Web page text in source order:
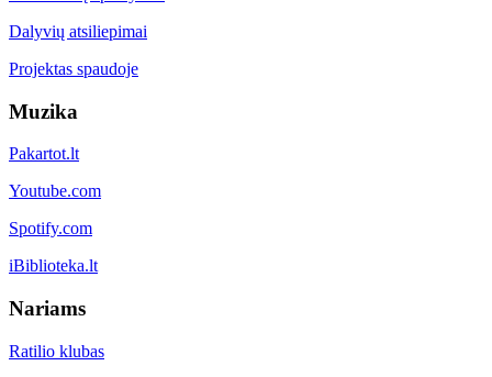
Dalyvių atsiliepimai
Projektas spaudoje
Muzika
Pakartot.lt
Youtube.com
Spotify.com
iBiblioteka.lt
Nariams
Ratilio klubas